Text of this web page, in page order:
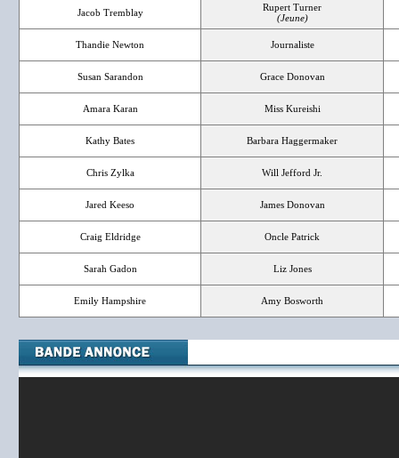
Jacob Tremblay
Rupert Turner
(Jeune)
Thandie Newton Journaliste
Susan Sarandon Grace Donovan
Amara Karan Miss Kureishi
Kathy Bates Barbara Haggermaker
Chris Zylka Will Jefford Jr.
Jared Keeso James Donovan
Craig Eldridge Oncle Patrick
Sarah Gadon Liz Jones
Emily Hampshire Amy Bosworth